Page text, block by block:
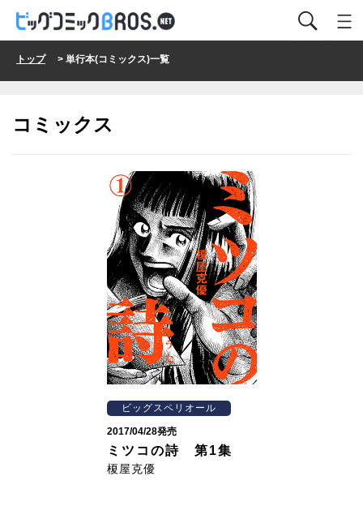
トップ> 単行本(コミックス)一覧
コミックス
ビッグスペリオール
2017/04/28発売
ミツコの詩 第1集
榎屋克優